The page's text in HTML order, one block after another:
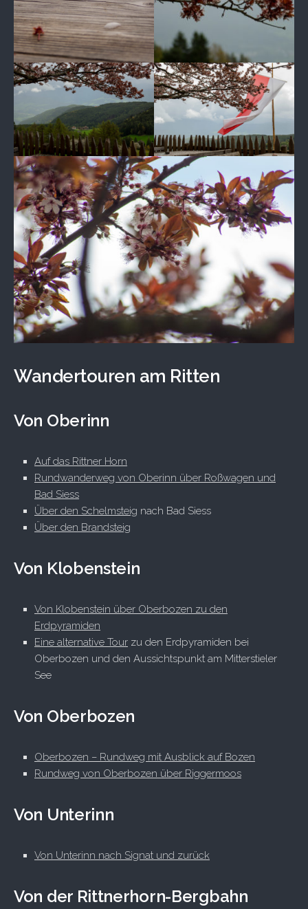
Wandertouren am Ritten
Von Oberinn
Auf das Rittner Horn
Rundwanderweg von Oberinn über Roßwagen und
Bad Siess
Über den Schelmsteig nach Bad Siess
Über den Brandsteig
Von Klobenstein
Von Klobenstein über Oberbozen zu den
Erdpyramiden
Eine alternative Tour zu den Erdpyramiden bei
Oberbozen und den Aussichtspunkt am Mitterstieler
See
Von Oberbozen
Oberbozen – Rundweg mit Ausblick auf Bozen
Rundweg von Oberbozen über Riggermoos
Von Unterinn
Von Unterinn nach Signat und zurück
Von der Rittnerhorn-Bergbahn